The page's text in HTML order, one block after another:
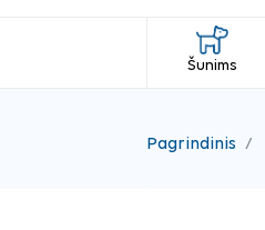
Šunims
Pagrindinis